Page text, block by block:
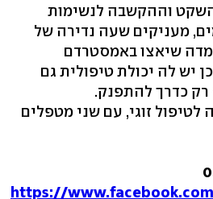
וההקשבה לנשימות
מעניקים שעה נדירה של
שיאצו באמסטרדם
יש לה יכולת טיפולית גם
רק כדרך להתפנק.
לטיפול זוגי, עם שני מטפלים
https://